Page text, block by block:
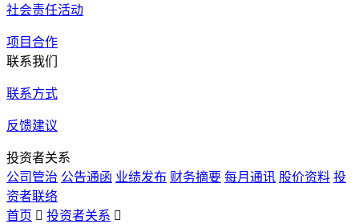
社会责任活动
项目合作
联系我们
联系方式
反馈建议
投资者关系
公司管治 公告通函 业绩发布 财务摘要 每月通讯 股价资料 投
资者联络
首页  投资者关系 